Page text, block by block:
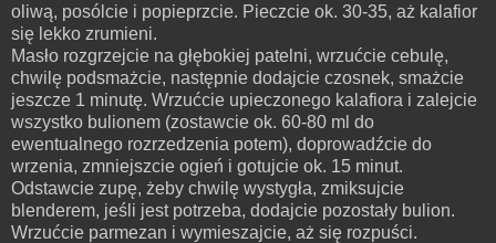
oliwą, posólcie i popieprzcie. Pieczcie ok. 30-35, aż kalafior
się lekko zrumieni.
Masło rozgrzejcie na głębokiej patelni, wrzućcie cebulę,
chwilę podsmażcie, następnie dodajcie czosnek, smażcie
jeszcze 1 minutę. Wrzućcie upieczonego kalafiora i zalejcie
wszystko bulionem (zostawcie ok. 60-80 ml do
ewentualnego rozrzedzenia potem), doprowadźcie do
wrzenia, zmniejszcie ogień i gotujcie ok. 15 minut.
Odstawcie zupę, żeby chwilę wystygła, zmiksujcie
blenderem, jeśli jest potrzeba, dodajcie pozostały bulion.
Wrzućcie parmezan i wymieszajcie, aż się rozpuści.